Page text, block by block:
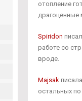
отопление
драгоценные
Spiridon
работе со
вроде.
Majsak
остальных